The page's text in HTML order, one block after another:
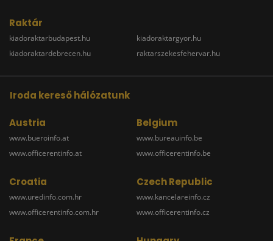
Raktár
kiadoraktarbudapest.hu
kiadoraktardebrecen.hu
kiadoraktargyor.hu
raktarszekesfehervar.hu
Iroda kereső hálózatunk
Austria
www.bueroinfo.at
www.officerentinfo.at
Belgium
www.bureauinfo.be
www.officerentinfo.be
Croatia
www.uredinfo.com.hr
www.officerentinfo.com.hr
Czech Republic
www.kancelareinfo.cz
www.officerentinfo.cz